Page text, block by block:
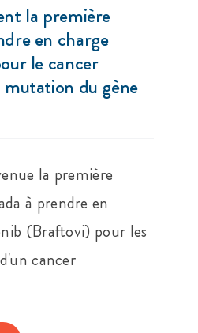
la première
en charge
le cancer
du gène
la première
à prendre en
(Braftovi) pour les
cancer